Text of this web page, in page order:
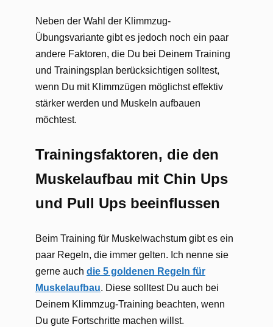
Neben der Wahl der Klimmzug-
Übungsvariante gibt es jedoch noch ein paar
andere Faktoren, die Du bei Deinem Training
und Trainingsplan berücksichtigen solltest,
wenn Du mit Klimmzügen möglichst effektiv
stärker werden und Muskeln aufbauen
möchtest.
Trainingsfaktoren, die den
Muskelaufbau mit Chin Ups
und Pull Ups beeinflussen
Beim Training für Muskelwachstum gibt es ein
paar Regeln, die immer gelten. Ich nenne sie
gerne auch die 5 goldenen Regeln für
Muskelaufbau. Diese solltest Du auch bei
Deinem Klimmzug-Training beachten, wenn
Du gute Fortschritte machen willst.